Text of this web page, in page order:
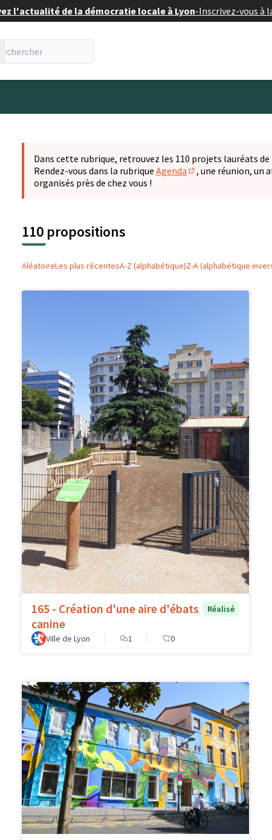
l'actualité de la démocratie locale à Lyon-Inscrivez-vous à
Dans cette rubrique, retrouvez les 110 projets lauréats
Rendez-vous dans la rubrique Agenda
(S'ouvre dans un
, une réunion, un
organisés près de chez vous !
110 propositions
AléatoireLes plus récentesA-Z (alphabétique)Z-A (alphabétique
165 - Création d'une aire d'ébats
canine
Réalisé
Ville de Lyon 1 0